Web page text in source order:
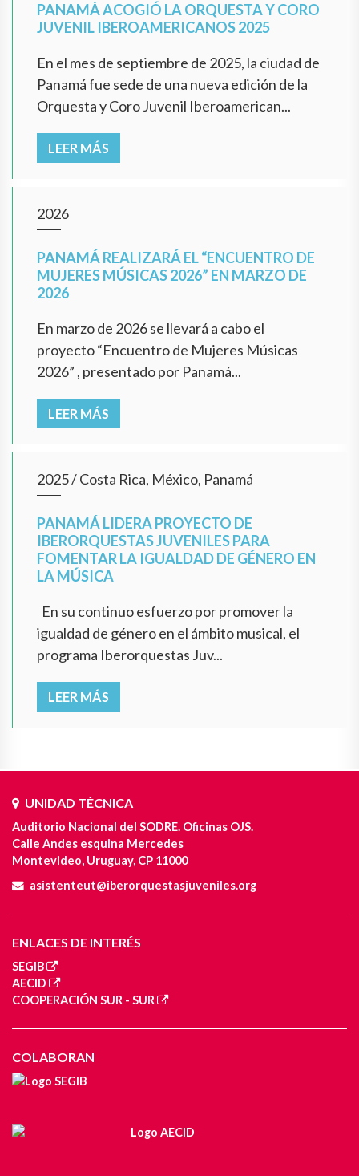
PANAMÁ ACOGIÓ LA ORQUESTA Y CORO
JUVENIL IBEROAMERICANOS 2025
En el mes de septiembre de 2025, la ciudad de
Panamá fue sede de una nueva edición de la
Orquesta y Coro Juvenil Iberoamerican...
LEER MÁS
2026
PANAMÁ REALIZARÁ EL “ENCUENTRO DE
MUJERES MÚSICAS 2026” EN MARZO DE
2026
En marzo de 2026 se llevará a cabo el
proyecto “Encuentro de Mujeres Músicas
2026” , presentado por Panamá...
LEER MÁS
2025/Costa Rica, México, Panamá
PANAMÁ LIDERA PROYECTO DE
IBERORQUESTAS JUVENILES PARA
FOMENTAR LA IGUALDAD DE GÉNERO EN
LA MÚSICA
En su continuo esfuerzo por promover la
igualdad de género en el ámbito musical, el
programa Iberorquestas Juv...
LEER MÁS
UNIDAD TÉCNICA
Auditorio Nacional del SODRE. Oficinas OJS.
Calle Andes esquina Mercedes
Montevideo, Uruguay, CP 11000
asistenteut@iberorquestasjuveniles.org
ENLACES DE INTERÉS
SEGIB
AECID
COOPERACIÓN SUR - SUR
COLABORAN